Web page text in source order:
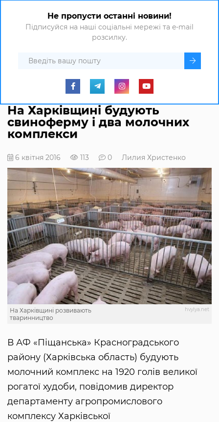
Не пропусти останні новини!
Підписуйся на наші соціальні мережі та e-mail
розсилку.
На Харківщині будують
свиноферму і два молочних
комплекси
6 квітня 2016 113 0 Лилия Христенко
hvylya.net
На Харківщині розвивають
тваринництво
В АФ «Піщанська» Красноградського
району (Харківська область) будують
молочний комплекс на 1920 голів великої
рогатої худоби, повідомив директор
департаменту агропромислового
комплексу Харківської